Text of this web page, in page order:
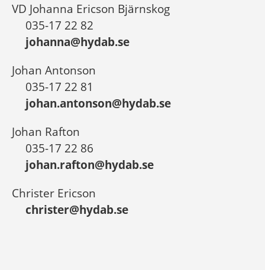
VD Johanna Ericson Bjärnskog
035-17 22 82
johanna@hydab.se
Johan Antonson
035-17 22 81
johan.antonson@hydab.se
Johan Rafton
035-17 22 86
johan.rafton@hydab.se
Christer Ericson
christer@hydab.se